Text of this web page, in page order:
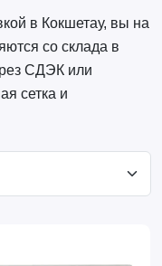
в Кокшетау, вы на
со склада в
СДЭК или
сетка и